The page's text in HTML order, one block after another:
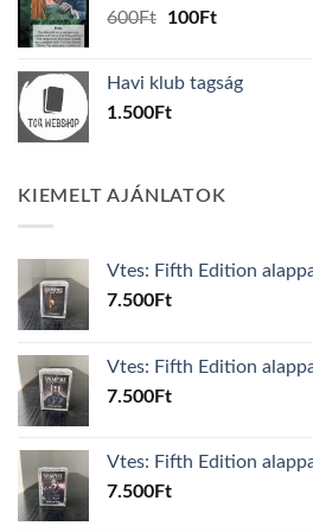
600Ft
Original
600Ft.
100FtCurrent
100Ft.
Havi klub tagság
1.500Ft
KIEMELT AJÁNLATOK
Vtes: Fifth Edition
7.500Ft
Vtes: Fifth Edition
7.500Ft
Vtes: Fifth Edition
7.500Ft